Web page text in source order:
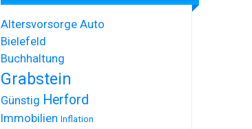
Altersvorsorge Auto
Bielefeld
Buchhaltung
Grabstein
Günstig Herford
Immobilien Inflation